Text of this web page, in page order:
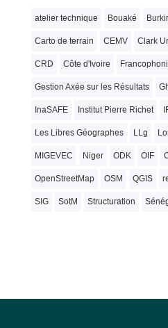
atelier technique Bouaké
Carto de terrain CEMV Clark
CRD Côte d'Ivoire
Gestion Axée sur les Résultats
InaSAFE Institut Pierre Richet
Les Libres Géographes LLg
MIGEVEC Niger ODK OIF
OpenStreetMap OSM QGIS
SIG SotM Structuration